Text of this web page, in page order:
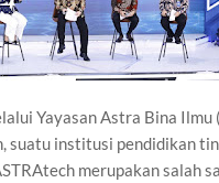
Yayasan Astra Bina
suatu institusi pendidikan
merupakan salah